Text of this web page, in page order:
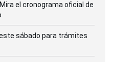
el cronograma oficial de
sábado para trámites